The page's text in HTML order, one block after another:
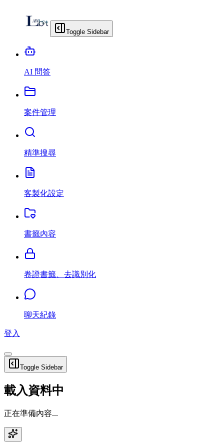
Toggle Sidebar
AI 問答
案件管理
精準搜尋
客製化設定
書籤內容
卷證書籤、去識別化
聊天紀錄
登入
Toggle Sidebar
載入資料中
正在準備內容...